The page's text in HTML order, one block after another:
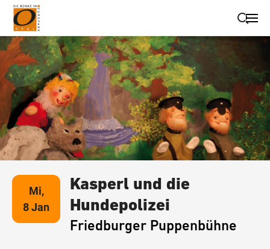
Suche schließen
Wegbeschreibung erhalten
Mi,
8 Jan
Kasperl und die
Hundepolizei
Friedburger Puppenbühne